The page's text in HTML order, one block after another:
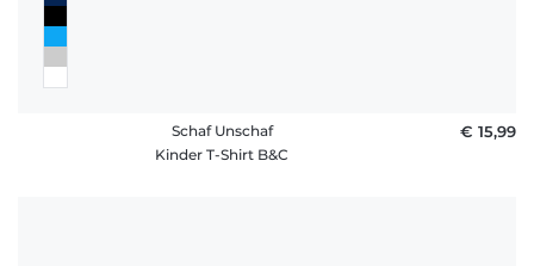
Schaf Unschaf
Kinder T-Shirt B&C
€ 15,99